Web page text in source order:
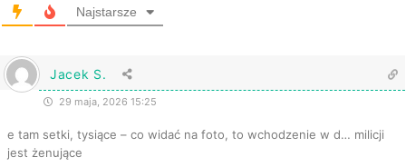
Najstarsze
Jacek S.
29 maja, 2026 15:25
e tam setki, tysiące – co widać na foto, to wchodzenie w d… milicji
jest żenujące